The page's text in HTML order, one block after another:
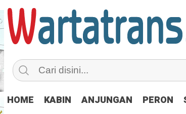
HOME KABIN ANJUNGAN PERON